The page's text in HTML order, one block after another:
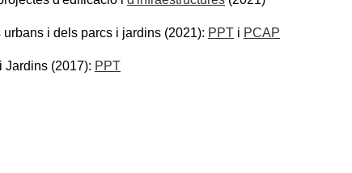
i dels parcs i jardins (2021): PPT i PCAP
Jardins (2017): PPT